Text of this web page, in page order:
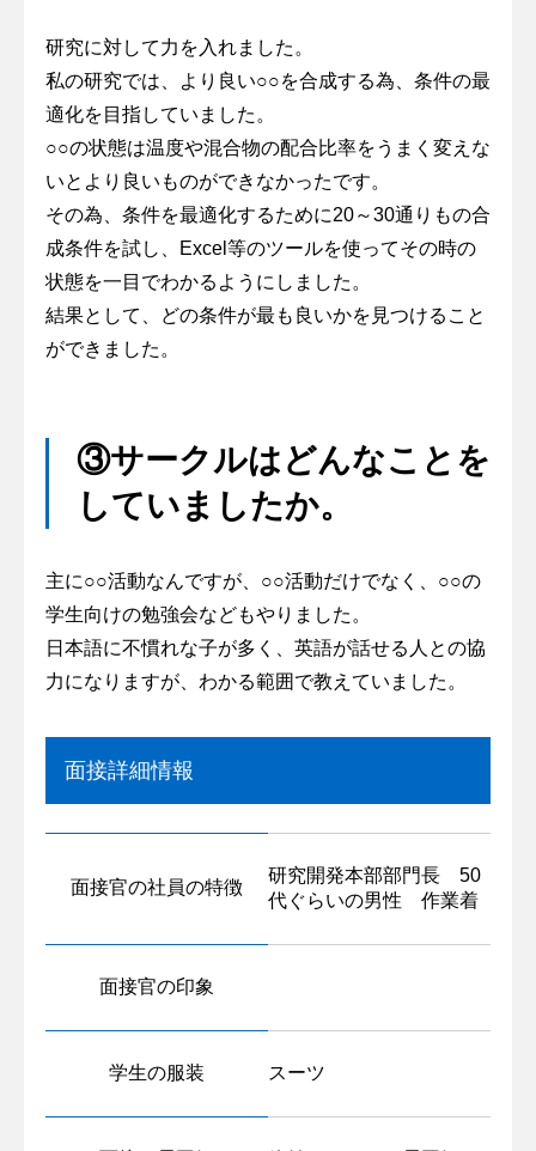
研究に対して力を入れました。
私の研究では、より良い○○を合成する為、条件の最
適化を目指していました。
○○の状態は温度や混合物の配合比率をうまく変えな
いとより良いものができなかったです。
その為、条件を最適化するために20～30通りもの合
成条件を試し、Excel等のツールを使ってその時の
状態を一目でわかるようにしました。
結果として、どの条件が最も良いかを見つけること
ができました。
③サークルはどんなことを
していましたか。
主に○○活動なんですが、○○活動だけでなく、○○の
学生向けの勉強会などもやりました。
日本語に不慣れな子が多く、英語が話せる人との協
力になりますが、わかる範囲で教えていました。
面接詳細情報
面接官の社員の特徴
研究開発本部部門長 50
代ぐらいの男性 作業着
面接官の印象
学生の服装 スーツ